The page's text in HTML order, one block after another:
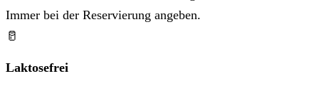
Immer bei der Reservierung angeben.
🥛
Laktosefrei